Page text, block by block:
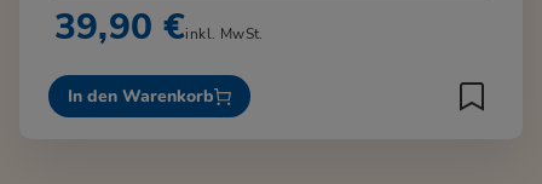
39,90 €inkl. MwSt.
In den Warenkorb